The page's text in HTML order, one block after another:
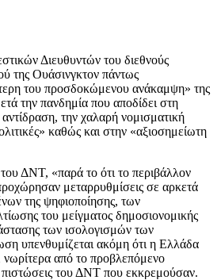
Διευθυντών του διεθνούς
της Ουάσινγκτον πάντως
του προσδοκώμενου ανάκαμψη» της
την πανδημία που αποδίδει στη
την χαλαρή νομισματική
καθώς και στην «αξιοσημείωτη
ΔΝΤ, «παρά το ότι το περιβάλλον
μεταρρυθμίσεις σε αρκετά
της ψηφιοποίησης, των
του μείγματος δημοσιονομικής
των ισολογισμών των
υπενθυμίζεται ακόμη ότι η Ελλάδα
από το προβλεπόμενο
πιστώσεις του ΔΝΤ που εκκρεμούσαν.